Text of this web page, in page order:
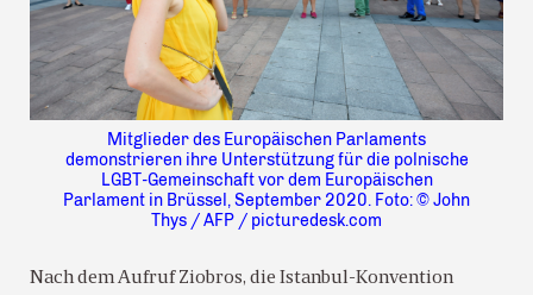
Mitglieder des Europäischen Parlaments
demonstrieren ihre Unterstützung für die polnische
LGBT-Gemeinschaft vor dem Europäischen
Parlament in Brüssel, September 2020. Foto: © John
Thys / AFP / picturedesk.com
Nach dem Aufruf Ziobros, die Istanbul-Konvention